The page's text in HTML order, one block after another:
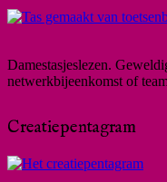
Damestasjeslezen.
netwerkbijeenkomst of
Creatiepentagram